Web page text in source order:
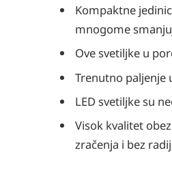
Kompaktne
mnogome
Ove svetiljke u
Trenutno paljenje
LED svetiljke su
Visok kvalitet
zračenja i bez